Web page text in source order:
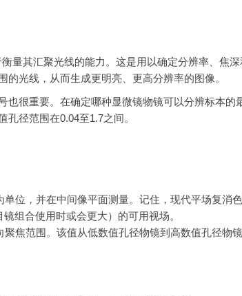
量其汇聚光线的能力。这是用以确定分辨率、焦深
光线，从而生成更明亮、更高分辨率的图像。
也很重要。在确定哪种显微镜物镜可以分辨标本的
径范围在0.04至1.7之间。
位，并在中间像平面测量。记住，现代平场复消
组合使用时或会更大）的可用视场。
焦范围。该值从低数值孔径物镜到高数值孔径物